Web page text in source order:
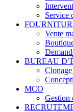
Service
Vente
BUREAU
MCO
Gestion